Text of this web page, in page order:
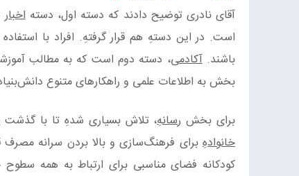
آقای نادری توضیح دادند که دسته اول، دستهاخبار
است. در این دستهِ هم قرار گرفتهِ. افراد با
باشند.آکادمی، دسته دوم است که به مطالب
بخش به اطلاعات علمی و راهکارهای متنوع
برای بخش رسانهِ، تلاش بسیاری شدهِ تا با گذشت
خانوادهِ برای فرهنگ‌سازی و بالا بردن سرانه مصرف
کودکانه فضای مناسبی برای ارتباط به همه